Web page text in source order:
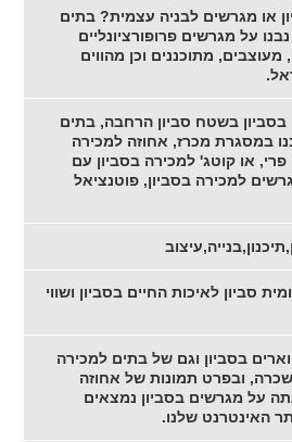
או מגרשים לבניה עצמית? בתים
על מגרשים פרופורציונליים
מעוצבים, מתוכננים וכן מהווים
בשטח סביון הרחבה, בתים
במסגרת מכרז, אחוזה למכירה
או קוטג' למכירה בסביון עם
למכירה בסביון, פוטנציאל
סביון לאיכות החיים בסביון ושווי
בסביון וגם של בתים למכירה
ובפרט תמונות של אחוזה
על מגרשים בסביון נמצאים
האינטרנט שלנו.